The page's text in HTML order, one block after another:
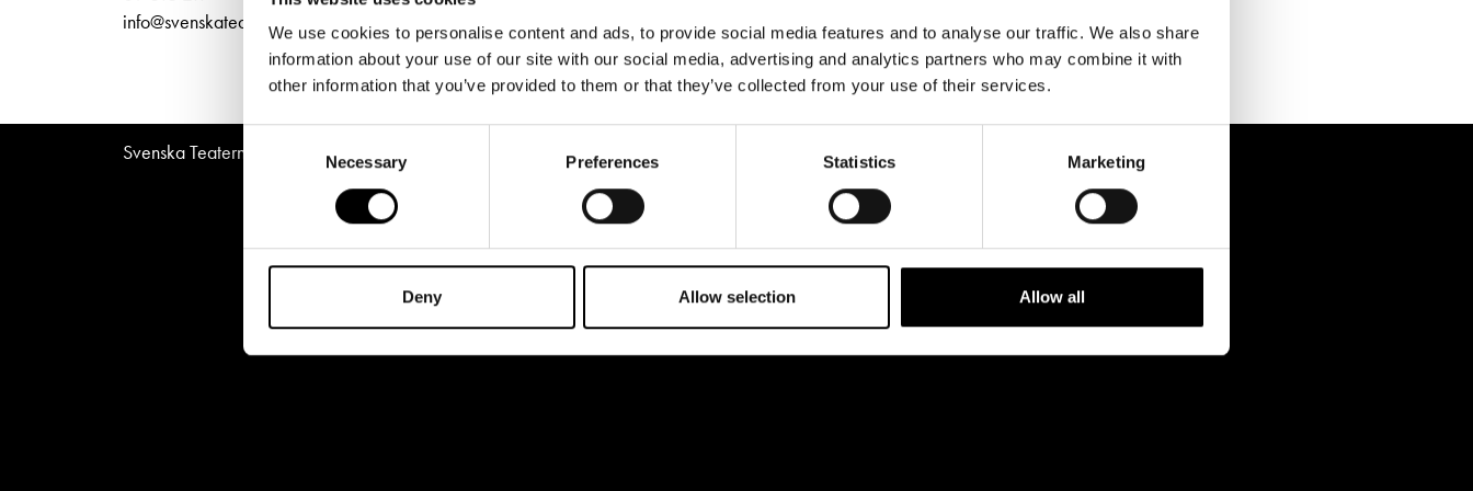
We use cookies to personalise content and ads, to provide social media features and to analyse our traffic. We also share
information about your use of our site with our social media, advertising and analytics partners who may combine it with
other information that you’ve provided to them or that they’ve collected from your use of their services.
Necessary Preferences Statistics Marketing
Deny Allow selection Allow all
Platskarta
Press
Jobba hos oss
Svenska Teatern Live
info@svenskateatern.fi
Jobba hos oss
Svenska Teatern © All Rights Reserved 2026